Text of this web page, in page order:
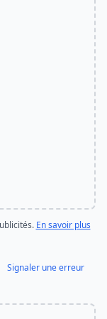
En savoir plus
Signaler une erreur